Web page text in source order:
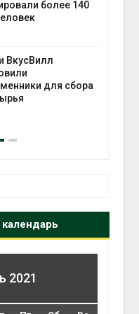
более 140
ВкусВилл
для сбора
2021